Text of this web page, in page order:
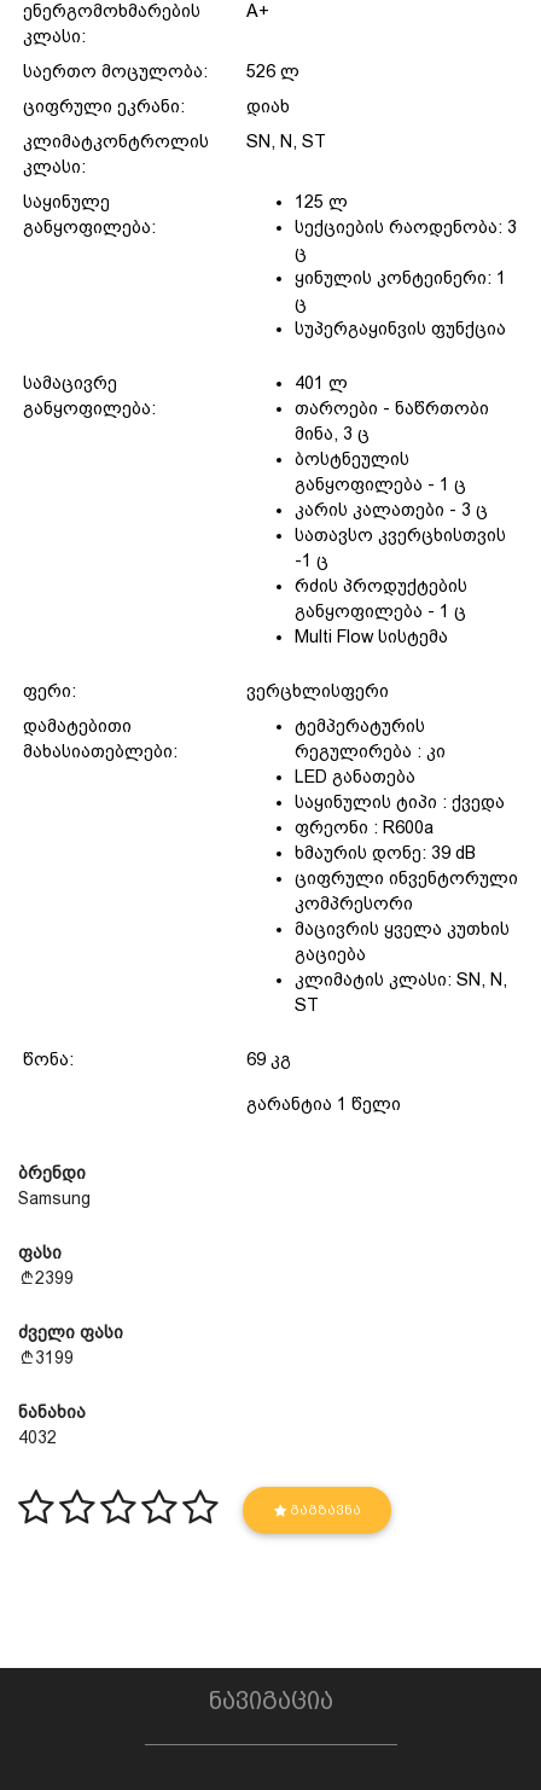
ენერგომოხმარების
კლასი:
A+
საერთო მოცულობა:
526 ლ
ციფრული ეკრანი:
დიახ
კლიმატკონტროლის
კლასი:
SN, N, ST
საყინულე
განყოფილება:
125 ლ
სექციების რაოდენობა: 3
ც
ყინულის კონტეინერი: 1
ც
სუპერგაყინვის ფუნქცია
სამაცივრე
განყოფილება:
401 ლ
თაროები - ნაწრთობი
მინა, 3 ც
ბოსტნეულის
განყოფილება - 1 ც
კარის კალათები - 3 ც
სათავსო კვერცხისთვის
-1 ც
რძის პროდუქტების
განყოფილება - 1 ც
Multi Flow სისტემა
ფერი:
ვერცხლისფერი
დამატებითი
მახასიათებლები:
ტემპერატურის
რეგულირება : კი
LED განათება
საყინულის ტიპი : ქვედა
ფრეონი : R600a
ხმაურის დონე: 39 dB
ციფრული ინვენტორული
კომპრესორი
მაცივრის ყველა კუთხის
გაციება
კლიმატის კლასი: SN, N,
ST
წონა: 69 კგ
გარანტია 1 წელი
ბრენდი
Samsung
ფასი
2399
ძველი ფასი
3199
ნანახია
4032
ᲒᲐᲒᲖᲐᲕᲜᲐ
ნავიგაცია